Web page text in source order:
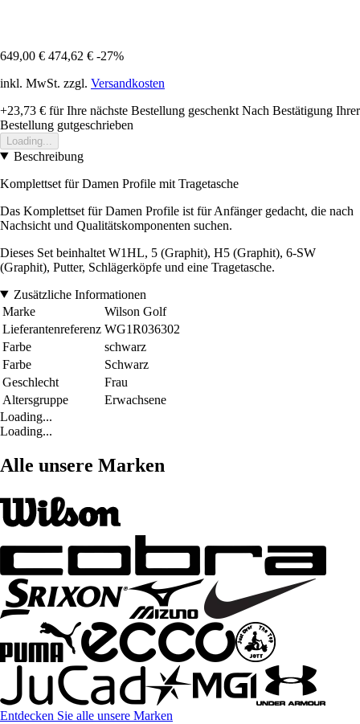
649,00 € 474,62 € -27%
inkl. MwSt. zzgl. Versandkosten
+23,73 € für Ihre nächste Bestellung geschenkt Nach Bestätigung Ihrer
Bestellung gutgeschrieben
Loading...
Beschreibung
Komplettset für Damen Profile mit Tragetasche
Das Komplettset für Damen Profile ist für Anfänger gedacht, die nach
Nachsicht und Qualitätskomponenten suchen.
Dieses Set beinhaltet W1HL, 5 (Graphit), H5 (Graphit), 6-SW
(Graphit), Putter, Schlägerköpfe und eine Tragetasche.
Zusätzliche Informationen
Marke
Wilson Golf
Lieferantenreferenz WG1R036302
Farbe
schwarz
Farbe
Schwarz
Geschlecht
Frau
Altersgruppe
Erwachsene
Loading...
Loading...
Alle unsere Marken
Entdecken Sie alle unsere Marken